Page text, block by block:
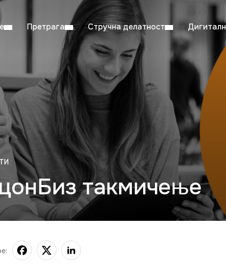
Претрага Стручна делатност
такмичење
Студентска читаоница: 08:00–23:00
Радно време од 06.